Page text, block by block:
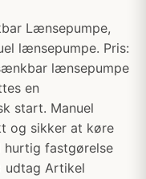
Lænsepumpe,
lænsepumpe. Pris:
lænsepumpe
en
start. Manuel
og sikker at køre
hurtig fastgørelse
udtag Artikel